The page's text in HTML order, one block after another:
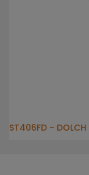
ST406FD - DOLCH